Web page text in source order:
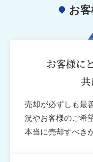
お
お客様に
売却が必ずしも最
況やお客様のご希
本当に売却すべき